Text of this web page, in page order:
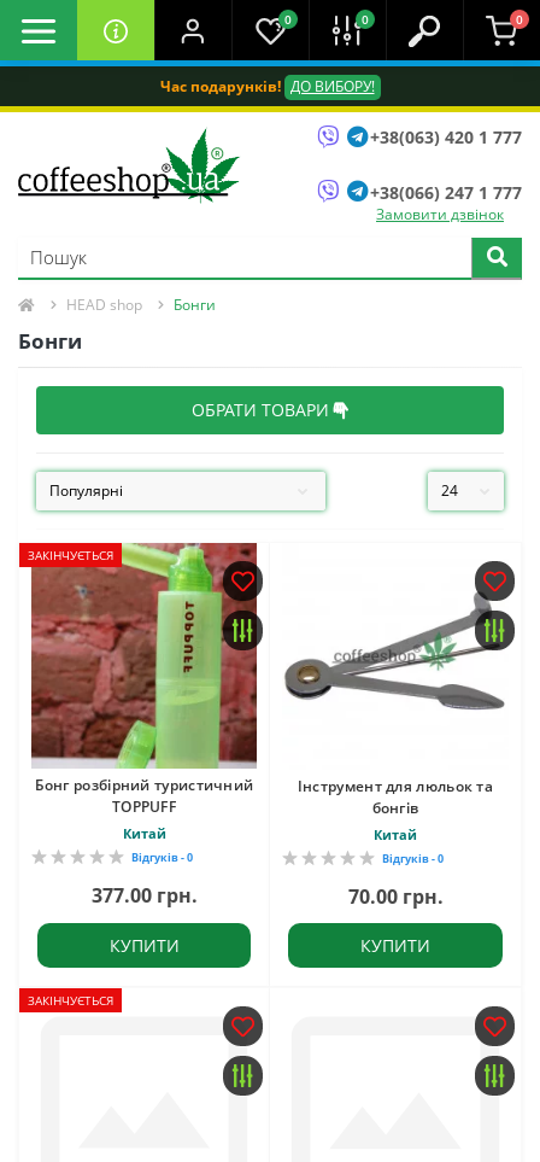
Час подарунків! ДО ВИБОРУ!
0 0 0
+38(063) 420 1 777
+38(066) 247 1 777
Замовити дзвінок
HEAD shop Бонги
Бонги
ОБРАТИ ТОВАРИ
ЗАКІНЧУЄТЬСЯ
Бонг розбірний туристичний
TOPPUFF
Китай
Відгуків - 0
377.00 грн.
КУПИТИ
Інструмент для люльок та
бонгів
Китай
Відгуків - 0
70.00 грн.
КУПИТИ
ЗАКІНЧУЄТЬСЯ